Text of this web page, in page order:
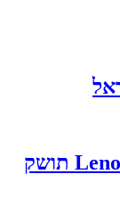
הקונסולה הניידת Lenovo Legion GO תושק